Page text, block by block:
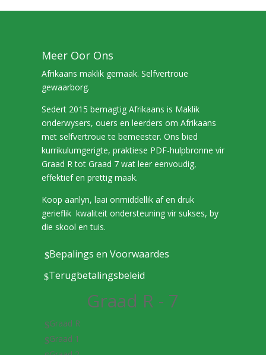
Meer Oor Ons
Afrikaans maklik gemaak. Selfvertroue
gewaarborg.
Sedert 2015 bemagtig Afrikaans is Maklik
onderwysers, ouers en leerders om Afrikaans
met selfvertroue te bemeester. Ons bied
kurrikulumgerigte, praktiese PDF-hulpbronne vir
Graad R tot Graad 7 wat leer eenvoudig,
effektief en prettig maak.
Koop aanlyn, laai onmiddellik af en druk
gerieflik kwaliteit ondersteuning vir sukses, by
die skool en tuis.
$Bepalings en Voorwaardes
$Terugbetalingsbeleid
Graad R - 7
$Graad R
$Graad 1